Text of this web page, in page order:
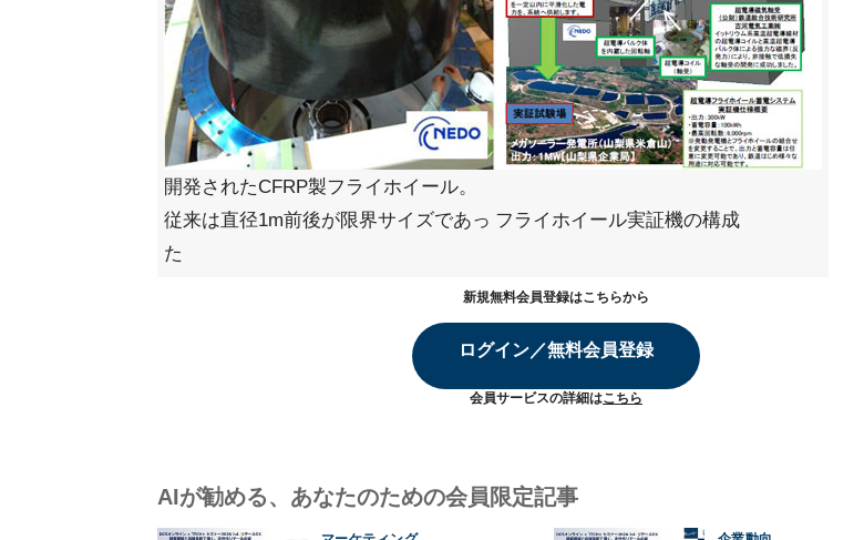
開発されたCFRP製フライホイール。
従来は直径1m前後が限界サイズであっ
た
フライホイール実証機の構成
新規無料会員登録はこちらから
ログイン／無料会員登録
会員サービスの詳細はこちら
AIが勧める、あなたのための会員限定記事